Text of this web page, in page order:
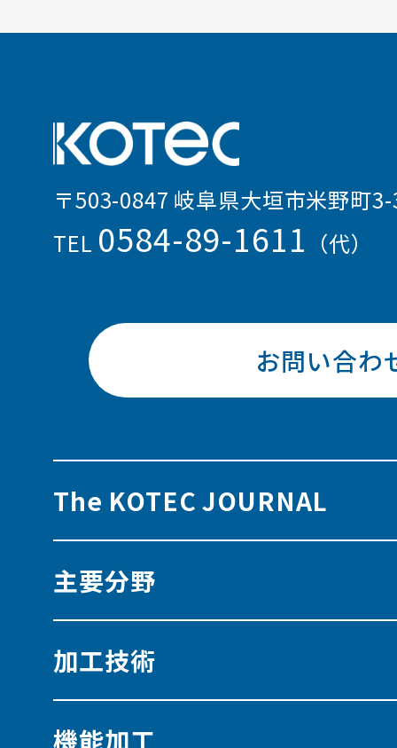
〒503-0847 岐阜県大垣市米野町
TEL 0584-89-1611 （代）
お問い合わ
The KOTEC JOURNAL
主要分野
加工技術
機能加工